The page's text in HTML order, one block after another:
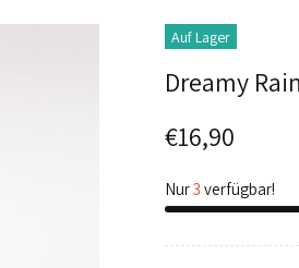
Auf Lager
Dreamy
€16,90
Nur3 verfügbar!